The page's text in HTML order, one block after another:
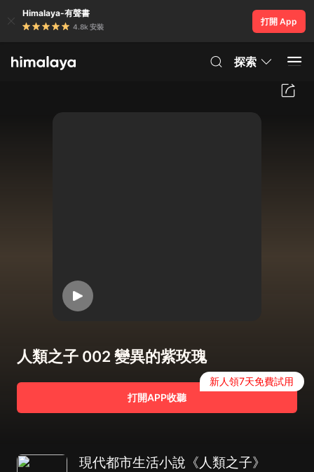
Himalaya-有聲書
4.8k 安裝
打開 App
探索
人類之子 002 變異的紫玫瑰
打開APP收聽
新人領7天免費試用
現代都市生活小說《人類之子》